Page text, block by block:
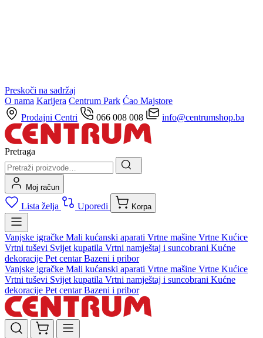
Preskoči na sadržaj
O nama Karijera Centrum Park Ćao Majstore
Prodajni Centri
066 008 008 info@centrumshop.ba
Pretraga
Moj račun
Lista želja Uporedi Korpa
Vanjske igračke Mali kućanski aparati Vrtne mašine Vrtne Kućice
Vrtni tuševi Svijet kupatila Vrtni namještaj i suncobrani Kućne
dekoracije Pet centarBazeni i pribor
Vanjske igračke Mali kućanski aparati Vrtne mašine Vrtne Kućice
Vrtni tuševi Svijet kupatila Vrtni namještaj i suncobrani Kućne
dekoracije Pet centarBazeni i pribor